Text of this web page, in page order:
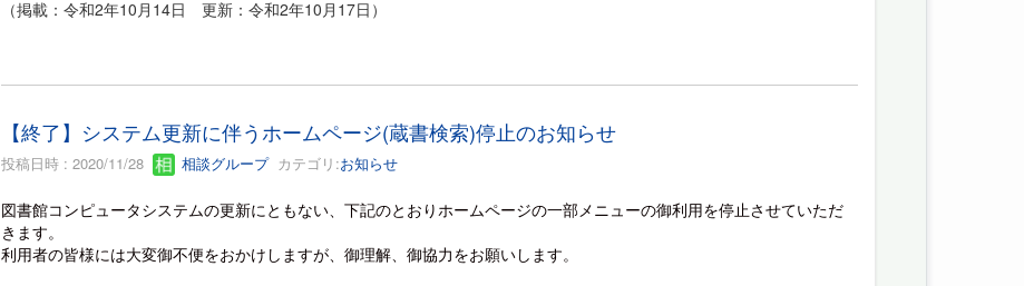
（掲載：令和2年10月14日 更新：令和2年10月17日）
【終了】システム更新に伴うホームページ(蔵書検索)停止のお知らせ
投稿日時 : 2020/11/28 相談グループカテゴリ:お知らせ
図書館コンピュータシステムの更新にともない、下記のとおりホームページの一部メニューの御利用を停止させていただ
きます。
利用者の皆様には大変御不便をおかけしますが、御理解、御協力をお願いします。